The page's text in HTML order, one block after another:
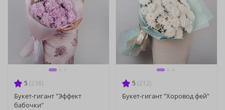
5 (238)
Букет-гигант "Эффект
бабочки"
5 (212)
Букет-гигант "Хоровод фей"